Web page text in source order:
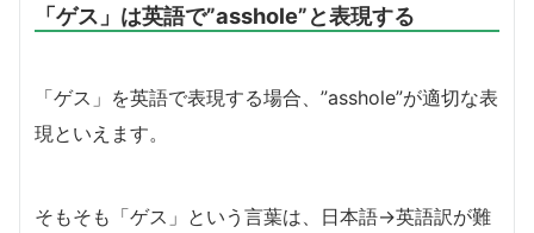
「ゲス」は英語で”asshole”と表現する
「ゲス」を英語で表現する場合、”asshole”が適切な表
現といえます。
そもそも「ゲス」という言葉は、日本語→英語訳が難